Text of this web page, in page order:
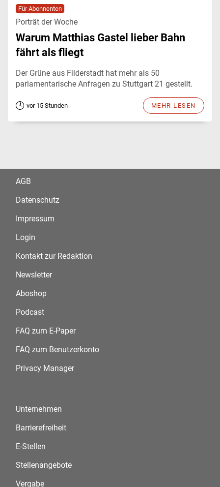
Für Abonnenten
Porträt der Woche
Warum Matthias Gastel lieber Bahn
fährt als fliegt
Der Grüne aus Filderstadt hat mehr als 50
parlamentarische Anfragen zu Stuttgart 21 gestellt.
vor 15 Stunden MEHR LESEN
AGB
Datenschutz
Impressum
Login
Kontakt zur Redaktion
Newsletter
Aboshop
Podcast
FAQ zum E-Paper
FAQ zum Benutzerkonto
Privacy Manager
Unternehmen
Barrierefreiheit
E-Stellen
Stellenangebote
Vergabe